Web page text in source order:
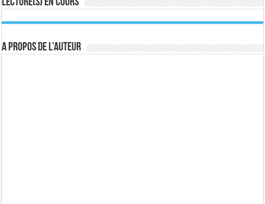
Lecture(s) en cours
A propos de l’auteur